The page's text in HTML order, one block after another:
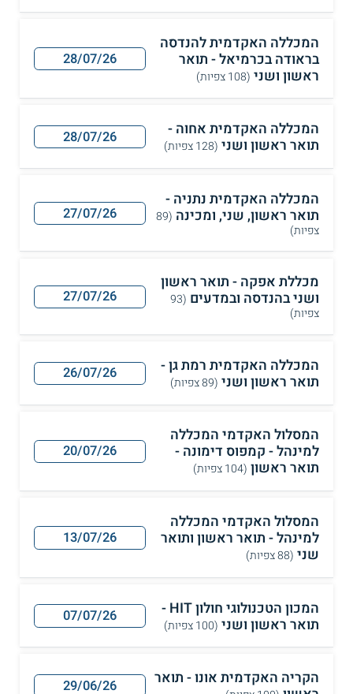
המכללה האקדמית להנדסה
בראודה בכרמיאל - תואר
ראשון ושני (108 צפיות)
28/07/26
המכללה האקדמית אחוה -
תואר ראשון ושני (128 צפיות) 28/07/26
המכללה האקדמית נתניה -
תואר ראשון, שני, ומכינה (89
צפיות)
27/07/26
מכללת אפקה - תואר ראשון
ושני בהנדסה ובמדעים (93
צפיות)
27/07/26
המכללה האקדמית רמת גן -
תואר ראשון ושני (89 צפיות) 26/07/26
המסלול האקדמי המכללה
למינהל - קמפוס דימונה -
תואר ראשון (104 צפיות)
20/07/26
המסלול האקדמי המכללה
למינהל - תואר ראשון ותואר
שני (88 צפיות)
13/07/26
המכון הטכנולוגי חולון HIT -
תואר ראשון ושני (100 צפיות) 07/07/26
הקריה האקדמית אונו - תואר
29/06/26